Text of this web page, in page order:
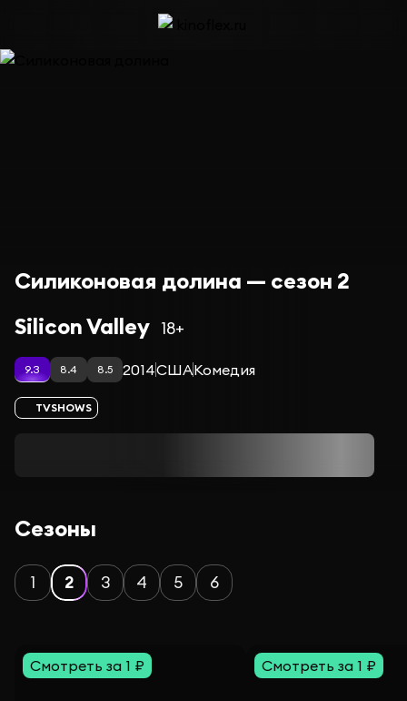
Силиконовая долина — сезон 2
Silicon Valley 18+
9.3 8.4 8.5 2014СШАКомедия
TVSHOWS
Сезоны
1 2 3 4 5 6
Смотреть за 1 ₽ Смотреть за 1 ₽